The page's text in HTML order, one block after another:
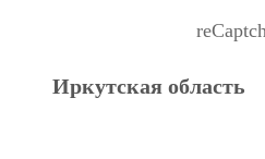
Курган
Иркутская область